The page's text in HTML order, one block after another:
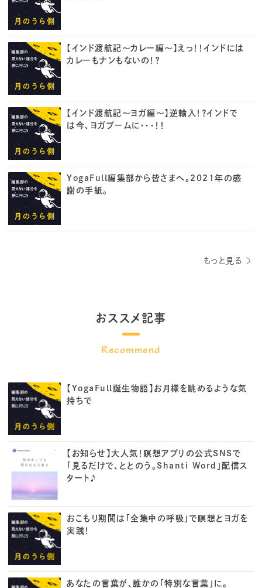
【インド渡航記～カレー編～】えっ！！インドには
カレーもナンもないの！？
【インド渡航記～ヨガ編～】逆輸入！？インドで
は今、ヨガブームに・・・！！
YogaFull編集部から皆さまへ。2021年の感
謝の手紙。
もっと見る
おススメ記事
【YogaFull誕生物語】お月様を眺めるような気
持ちで
【お知らせ】大人気！瞑想アプリの公式SNSで
「見るだけで、ととのう。Shanti Word」配信ス
タート♪
おこもり期間は「全集中の呼吸」で瞑想とヨガを
実践！
あなたの言葉が、誰かの「特別な言葉」に。